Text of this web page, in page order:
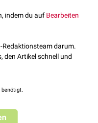
") erzeugen. Durch das gezielte
wird dieser Effekt vermieden
indem du auf Bearbeiten
Redaktionsteam darum.
den Artikel schnell und
benötigt.